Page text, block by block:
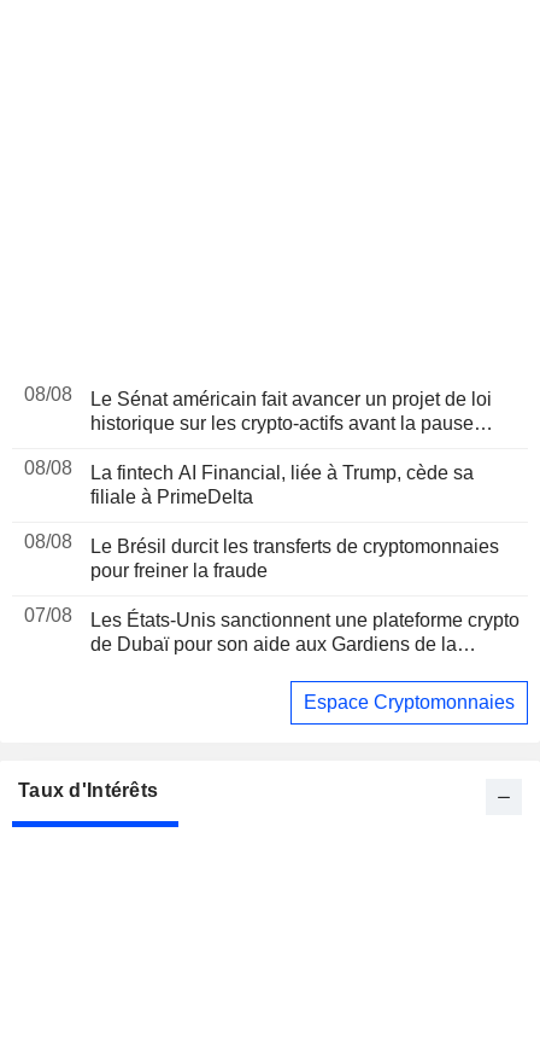
08/08
Le Sénat américain fait avancer un projet de loi
historique sur les crypto-actifs avant la pause
08/08
La fintech AI Financial, liée à Trump, cède sa
filiale à PrimeDelta
08/08
Le Brésil durcit les transferts de cryptomonnaies
pour freiner la fraude
07/08
Les États-Unis sanctionnent une plateforme crypto
de Dubaï pour son aide aux Gardiens de la
Espace Cryptomonnaies
Taux d'Intérêts